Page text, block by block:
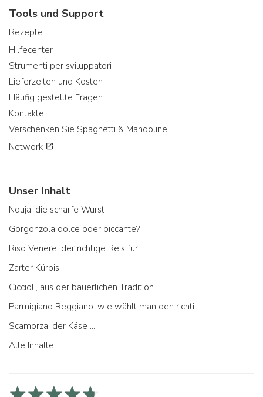
Tools und Support
Rezepte
Hilfecenter
Strumenti per sviluppatori
Lieferzeiten und Kosten
Häufig gestellte Fragen
Kontakte
Verschenken Sie Spaghetti & Mandoline
Network
Unser Inhalt
Nduja: die scharfe Wurst
Gorgonzola dolce oder piccante?
Riso Venere: der richtige Reis für...
Zarter Kürbis
Ciccioli, aus der bäuerlichen Tradition
Parmigiano Reggiano: wie wählt man den richtigen aus
Scamorza: der Käse ...
Alle Inhalte